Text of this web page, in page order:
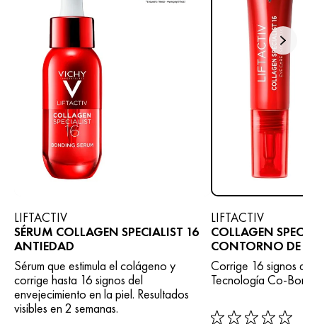
LIFTACTIV
SÉRUM COLLAGEN SPECIALIST 16
ANTIEDAD
Sérum que estimula el colágeno y
corrige hasta 16 signos del
envejecimiento en la piel. Resultados
visibles en 2 semanas.
LIFTACTIV
COLLAGEN
CONTORNO DE
Corrige 16 signos de
Tecnología Co-
rating: 0 out of 5